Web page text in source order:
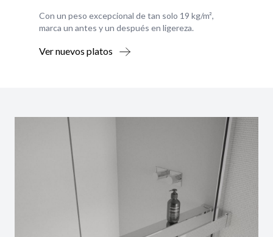
Con un peso excepcional de tan solo 19 kg/m²,
marca un antes y un después en ligereza.
Ver nuevos platos